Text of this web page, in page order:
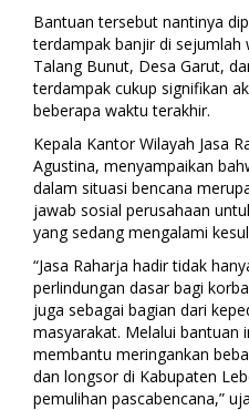
Bantuan tersebut nantinya
terdampak banjir di sejumlah
Talang Bunut, Desa Garut,
terdampak cukup signifikan
beberapa waktu terakhir.
Kepala Kantor Wilayah Jasa
Agustina, menyampaikan
dalam situasi bencana
jawab sosial perusahaan
yang sedang mengalami
“Jasa Raharja hadir tidak
perlindungan dasar bagi
juga sebagai bagian dari
masyarakat. Melalui bantuan
membantu meringankan
dan longsor di Kabupaten
pemulihan pascabencana,”